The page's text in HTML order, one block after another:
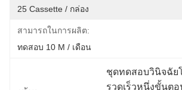
25 Cassette / กล่อง
สามารถในการผลิต:
ทดสอบ 10 M / เดือน
ชุดทดสอบวินิจฉัย
รวดเร็วหนึ่งขั้นต